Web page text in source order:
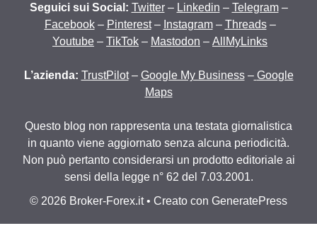
Seguici sui Social: Twitter– Linkedin – Telegram–
Facebook– Pinterest– Instagram– Threads–
Youtube – TikTok – Mastodon – AllMyLinks
L’azienda: TrustPilot– Google My Business– Google
Maps
Questo blog non rappresenta una testata giornalistica
in quanto viene aggiornato senza alcuna periodicità.
Non può pertanto considerarsi un prodotto editoriale ai
sensi della legge n° 62 del 7.03.2001.
© 2026 Broker-Forex.it• Creato con GeneratePress